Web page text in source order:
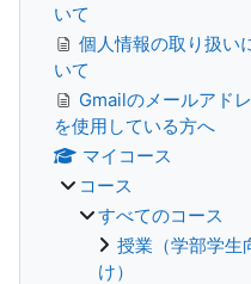
いて
個人情報の取り扱い
いて
Gmailのメールアド
を使用している方へ
マイコース
コース
すべてのコース
授業（学部学生
け）